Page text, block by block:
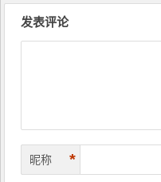
文
发表评论
昵称 *